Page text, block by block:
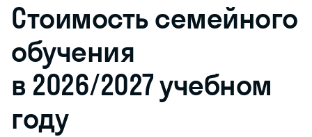
Стоимость семейного
обучения
в 2026/2027 учебном
году